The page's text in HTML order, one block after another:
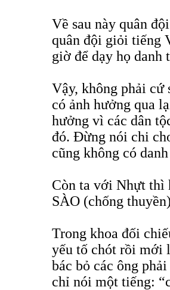
Về sau này quân
quân đội giỏi tiếng
giờ để dạy họ danh
Vậy, không phải cứ
có ảnh hưởng qua
hưởng vì các dân
đó. Đừng nói chi
cũng không có
Còn ta với Nhựt thì
SÀO (chống
Trong khoa đối
yếu tố chót rồi mới
bác bỏ các ông
chỉ nói một tiếng: